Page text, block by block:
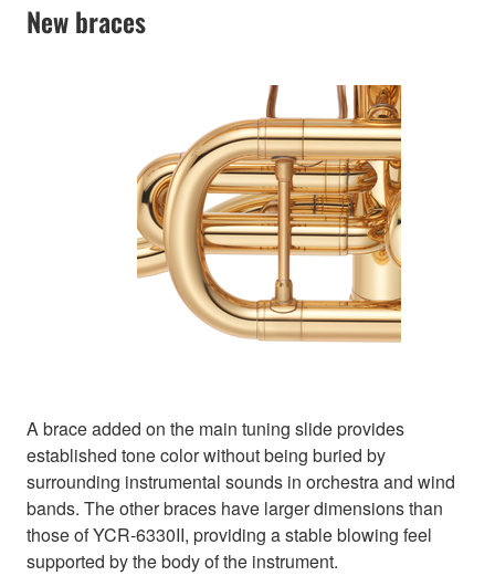
New braces
A brace added on the main tuning slide provides
established tone color without being buried by
surrounding instrumental sounds in orchestra and wind
bands. The other braces have larger dimensions than
those of YCR-6330II, providing a stable blowing feel
supported by the body of the instrument.